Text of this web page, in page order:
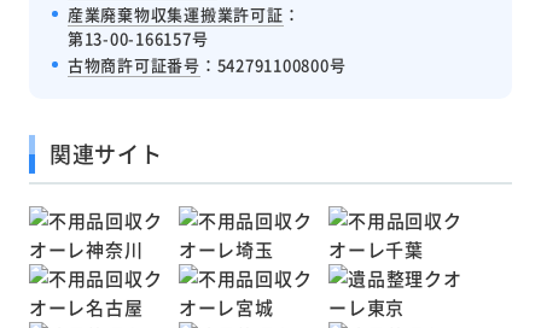
産業廃棄物収集運搬業許可証 ：
第13-00-166157号
古物商許可証番号 ：542791100800号
関連サイト